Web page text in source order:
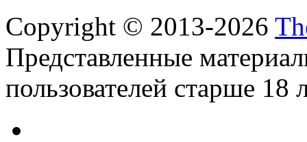
Copyright © 2013-2026
Представленные
пользователей старше 18